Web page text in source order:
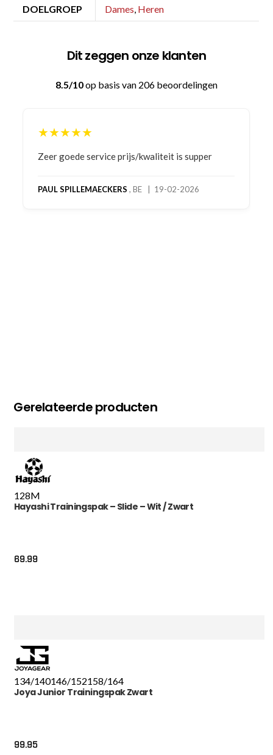
DOELGROEP Dames Heren
Dit zeggen onze klanten
8.5/10op basis van 206 beoordelingen
★★★★★
Bestelling gedaan vanwege goede prijzen en
bestelling al ontvangen met gifts, waardoor je
Gerelateerde producten
128M
Hayashi Trainingspak – Slide – Wit / Zwart
69.99
134/140146/152158/164
Joya Junior Trainingspak Zwart
99.95